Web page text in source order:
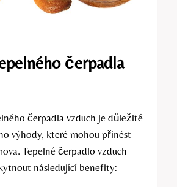
čerpadla
čerpadla vzduch je důležité
výhody, které mohou přinést
Tepelné čerpadlo vzduch
následující benefity: